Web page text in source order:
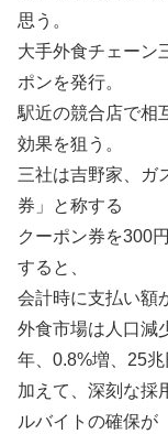
思う。
大手外食チェーン
ポンを発行。
駅近の競合店で相
効果を狙う。
三社は吉野家、ガ
券」と称する
クーポン券を300
すると、
会計時に支払い額
外食市場は人口減
年、0.8%増、25兆
加えて、深刻な採
ルバイトの確保が